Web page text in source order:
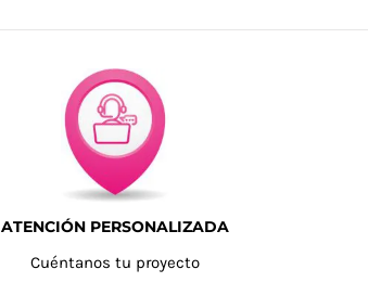
ATENCIÓN PERSONALIZADA
Cuéntanos tu proyecto